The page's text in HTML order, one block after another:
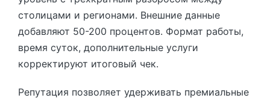
столицами и регионами. Внешние данные
добавляют 50-200 процентов. Формат работы,
время суток, дополнительные услуги
корректируют итоговый чек.
Репутация позволяет удерживать премиальные